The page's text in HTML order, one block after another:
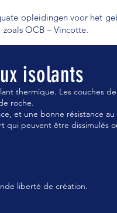
opleidingen voor het
OCB – Vincotte.
isolants
thermique. Les couches
roche.
et une bonne résistance au
qui peuvent être dissimulés
liberté de création.